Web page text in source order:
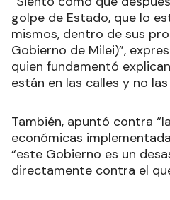
golpe de Estado, que lo
mismos, dentro de sus
Gobierno de Milei)”,
quien fundamentó
están en las calles y no
También, apuntó contra
económicas
“este Gobierno es un
directamente contra el